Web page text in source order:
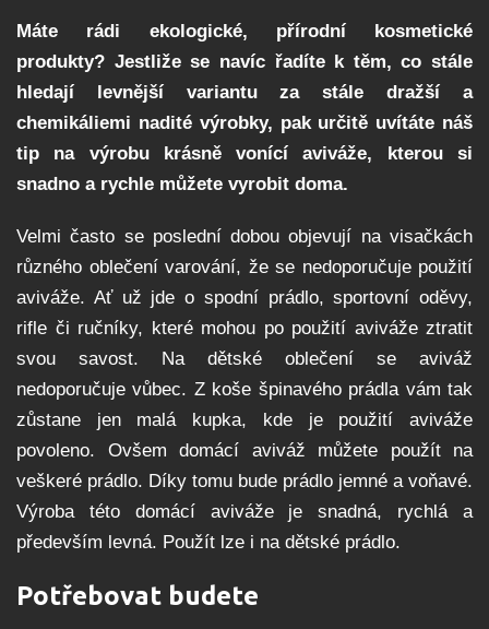
Máte rádi ekologické, přírodní kosmetické
produkty? Jestliže se navíc řadíte k těm, co stále
hledají levnější variantu za stále dražší a
chemikáliemi nadité výrobky, pak určitě uvítáte náš
tip na výrobu krásně vonící aviváže, kterou si
snadno a rychle můžete vyrobit doma.
Velmi často se poslední dobou objevují na visačkách
různého oblečení varování, že se nedoporučuje použití
aviváže. Ať už jde o spodní prádlo, sportovní oděvy,
rifle či ručníky, které mohou po použití aviváže ztratit
svou savost. Na dětské oblečení se aviváž
nedoporučuje vůbec. Z koše špinavého prádla vám tak
zůstane jen malá kupka, kde je použití aviváže
povoleno. Ovšem domácí aviváž můžete použít na
veškeré prádlo. Díky tomu bude prádlo jemné a voňavé.
Výroba této domácí aviváže je snadná, rychlá a
především levná. Použít lze i na dětské prádlo.
Potřebovat budete